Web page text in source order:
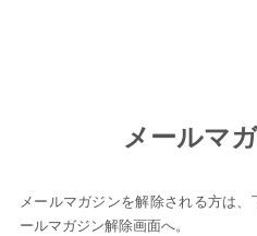
メールマ
メールマガジンを解除される方は
ールマガジン解除画面へ。